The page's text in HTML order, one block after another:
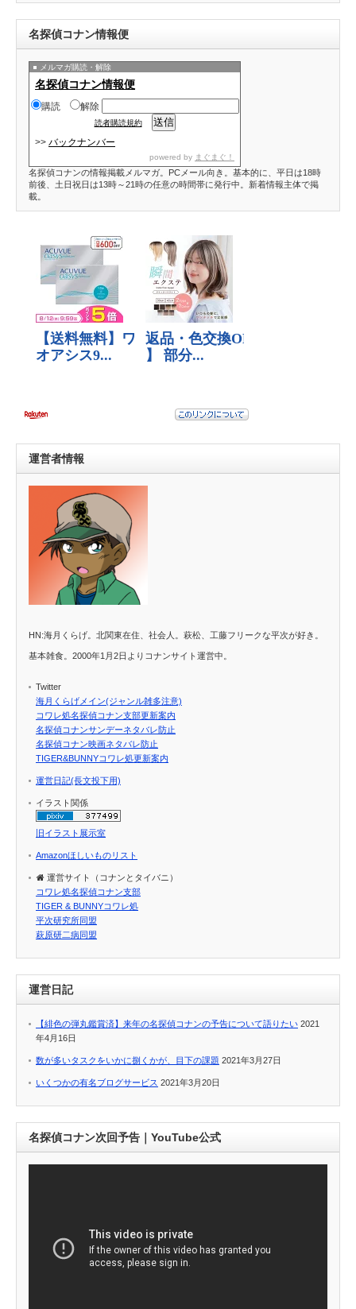
名探偵コナン情報便
メルマガ購読・解除
名探偵コナン情報便
購読 解除
読者購読規約
>> バックナンバー
powered by まぐまぐ！
名探偵コナンの情報掲載メルマガ。PCメール向き。基本的に、平日は18時
前後、土日祝日は13時～21時の任意の時間帯に発行中。新着情報主体で掲
載。
運営者情報
HN:海月くらげ。北関東在住、社会人。萩松、工藤フリークな平次が好き。
基本雑食。2000年1月2日よりコナンサイト運営中。
Twitter
海月くらげメイン(ジャンル雑多注意)
コワレ処名探偵コナン支部更新案内
名探偵コナンサンデーネタバレ防止
名探偵コナン映画ネタバレ防止
TIGER&BUNNYコワレ処更新案内
運営日記(長文投下用)
イラスト関係
旧イラスト展示室
Amazonほしいものリスト
運営サイト（コナンとタイバニ）
コワレ処名探偵コナン支部
TIGER & BUNNYコワレ処
平次研究所同盟
萩原研二病同盟
運営日記
【緋色の弾丸鑑賞済】来年の名探偵コナンの予告について語りたい 2021
年4月16日
数が多いタスクをいかに捌くかが、目下の課題 2021年3月27日
いくつかの有名ブログサービス 2021年3月20日
名探偵コナン次回予告｜YouTube公式